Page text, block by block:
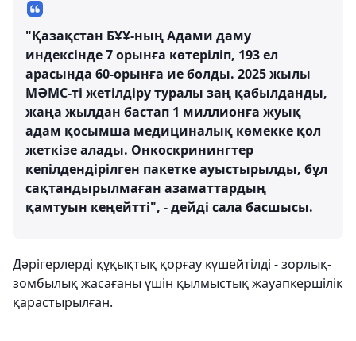
"Қазақстан БҰҰ-ның Адами даму
индексінде 7 орынға көтеріліп, 193 ел
арасында 60-орынға ие болды. 2025 жылы
МӘМС-ті жетілдіру туралы заң қабылданды,
жаңа жылдан бастап 1 миллионға жуық
адам қосымша медициналық көмекке қол
жеткізе алады. Онкоскринингтер
кепілдендірілген пакетке ауыстырылды, бұл
сақтандырылмаған азаматтардың
қамтуын кеңейтті", - дейді сала басшысы.
Дәрігерлерді құқықтық қорғау күшейтілді - зорлық-
зомбылық жасағаны үшін қылмыстық жауапкершілік
қарастырылған.